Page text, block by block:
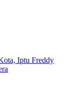
Iptu Freddy